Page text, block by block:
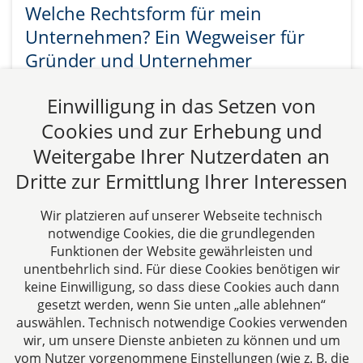
Welche Rechtsform für mein
Unternehmen? Ein Wegweiser für
Gründer und Unternehmer
Die Wahl der Rechtsform ist eine der
grundlegendsten und folgenreichsten
Entscheidungen, die Sie als Unternehmer treffen
müssen.
CTC LEGAL
Aachen
Einwilligung in das Setzen von
Cookies und zur Erhebung und
Weitergabe Ihrer Nutzerdaten an
Dritte zur Ermittlung Ihrer Interessen
Wir platzieren auf unserer Webseite technisch
notwendige Cookies, die die grundlegenden
Funktionen der Website gewährleisten und
unentbehrlich sind. Für diese Cookies benötigen wir
keine Einwilligung, so dass diese Cookies auch dann
gesetzt werden, wenn Sie unten „alle ablehnen“
auswählen. Technisch notwendige Cookies verwenden
wir, um unsere Dienste anbieten zu können und um
vom Nutzer vorgenommene Einstellungen (wie z. B. die